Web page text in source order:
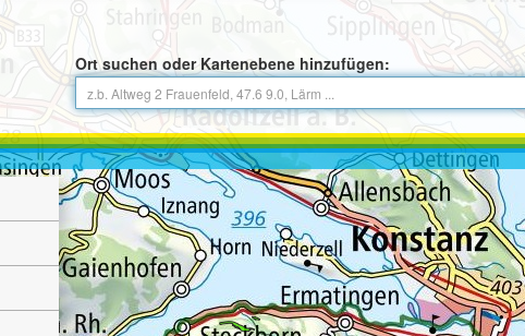
Ort suchen oder Kartenebene hinzufügen: